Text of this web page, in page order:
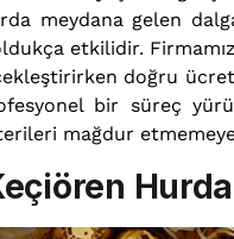
meydana gelen
etkilidir.
doğru
bir süreç
mağdur